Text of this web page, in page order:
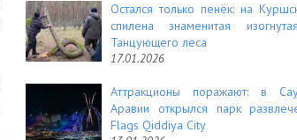
Остался только пенёк: на
спилена знаменитая
Танцующего леса
17.01.2026
Аттракционы поражают: в
Аравии открылся парк
Flags Qiddiya City